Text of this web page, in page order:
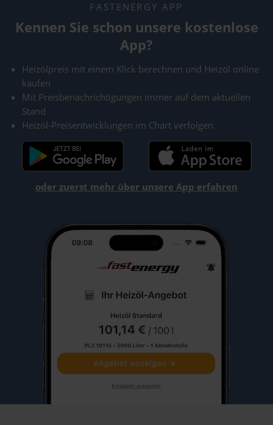
FASTENERGY APP
Kennen Sie schon unsere kostenlose
App?
Heizölpreis mit einem Klick berechnen und Heizöl online
kaufen
Mit Preisbenachrichtigungen immer auf dem aktuellen
Stand
Heizöl-Preisentwicklungen im Chart verfolgen
oder zuerst mehr über unsere App erfahren